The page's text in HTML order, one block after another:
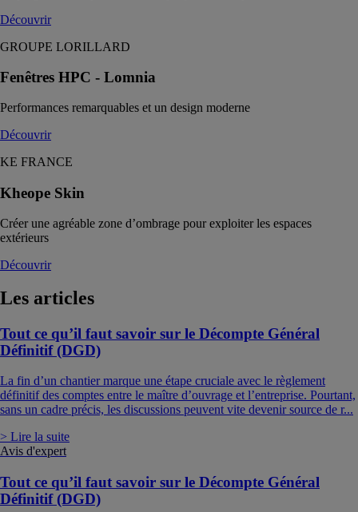
Découvrir
GROUPE LORILLARD
Fenêtres HPC - Lomnia
Performances remarquables et un design moderne
Découvrir
KE FRANCE
Kheope Skin
Créer une agréable zone d’ombrage pour exploiter les espaces
extérieurs
Découvrir
Les articles
Tout ce qu’il faut savoir sur le Décompte Général
Définitif (DGD)
La fin d’un chantier marque une étape cruciale avec le règlement
définitif des comptes entre le maître d’ouvrage et l’entreprise. Pourtant,
sans un cadre précis, les discussions peuvent vite devenir source de r...
> Lire la suite
Avis d'expert
Tout ce qu’il faut savoir sur le Décompte Général
Définitif (DGD)